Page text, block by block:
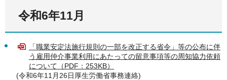
令和6年11月
「職業安定法施行規則の一部を改正する省令」等の公布に伴
う雇用仲介事業利用にあたっての留意事項等の周知協力依頼
について（PDF：253KB）
(令和6年11月26日厚生労働省事務連絡)